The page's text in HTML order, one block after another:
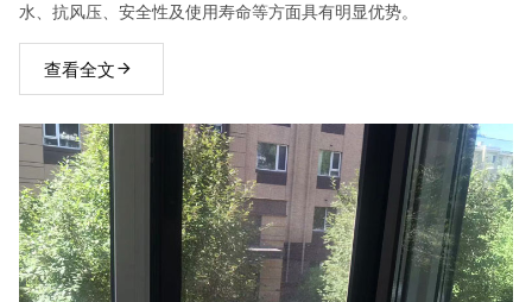
水、抗风压、安全性及使用寿命等方面具有明显优势。
查看全文